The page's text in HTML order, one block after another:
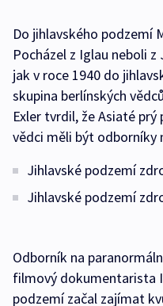
Do jihlavského podzemí
Pocházel z Iglau neboli
jak v roce 1940 do
skupina berlínských
Exler tvrdil, že Asiaté
vědci měli být odborníky
Jihlavské podzemí
Jihlavské podzemí
Odborník na
filmový dokumentarista
podzemí začal zajímat